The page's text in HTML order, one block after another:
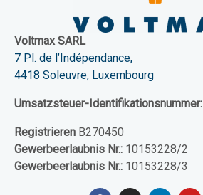
Voltmax SARL
7 Pl. de l’Indépendance,
4418 Soleuvre, Luxembourg
Umsatzsteuer-Identifikationsnummer:
Registrieren B270450
Gewerbeerlaubnis Nr.: 10153228/2
Gewerbeerlaubnis Nr.: 10153228/3